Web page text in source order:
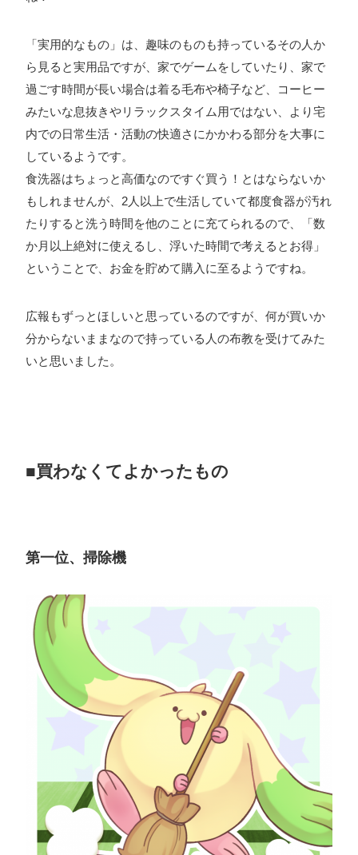
「実用的なもの」は、趣味のものも持っているその人か
ら見ると実用品ですが、家でゲームをしていたり、家で
過ごす時間が長い場合は着る毛布や椅子など、コーヒー
みたいな息抜きやリラックスタイム用ではない、より宅
内での日常生活・活動の快適さにかかわる部分を大事に
しているようです。
食洗器はちょっと高価なのですぐ買う！とはならないか
もしれませんが、2人以上で生活していて都度食器が汚れ
たりすると洗う時間を他のことに充てられるので、「数
か月以上絶対に使えるし、浮いた時間で考えるとお得」
ということで、お金を貯めて購入に至るようですね。
広報もずっとほしいと思っているのですが、何が買いか
分からないままなので持っている人の布教を受けてみた
いと思いました。
■買わなくてよかったもの
第一位、掃除機